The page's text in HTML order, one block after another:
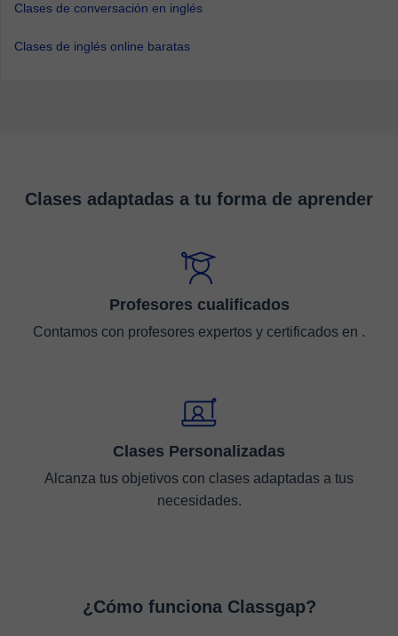
Clases de conversación en inglés
Clases de inglés online baratas
Clases adaptadas a tu forma de aprender
Profesores cualificados
Contamos con profesores expertos y certificados en .
Clases Personalizadas
Alcanza tus objetivos con clases adaptadas a tus
necesidades.
¿Cómo funciona Classgap?